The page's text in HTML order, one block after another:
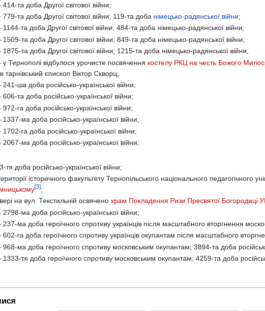
та доба Другої світової війни;
та доба Другої світової війни; 119-та доба німецько-радянської війни;
та доба Другої світової війни; 484-та доба німецько-радянської війни;
та доба Другої світової війни; 849-та доба німецько-радянської війни;
та доба Другої світової війни; 1215-та доба німецько-радянської війни;
Тернополі відбулося урочисте посвячення костелу РКЦ на честь Божого
тарнівський єпископ Віктор Скворц;
ша доба російсько-української війни;
та доба російсько-української війни;
га доба російсько-української війни;
ма доба російсько-української війни;
га доба російсько-української війни;
ма доба російсько-української війни;
тя доба російсько-української війни;
історичного факультету Тернопільського національного педагогічного
[3];
на вул. Текстильній освячено храм Покладення Ризи Пресвятої Богородиці
ма доба російсько-української війни;
ма доба героїчного спротиву українців після масштабного вторгнення
га доба героїчного спротиву українців окупантам після масштабного
ма доба героїчного спротиву московським окупантам; 3894-та доба
тя доба героїчного спротиву московським окупантам; 4259-та доба